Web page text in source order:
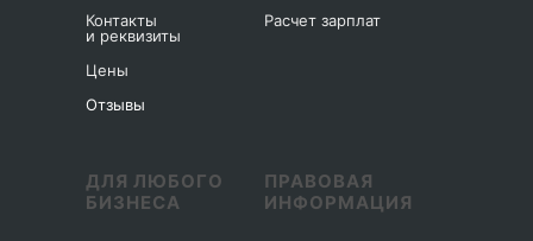
ПРАВОВАЯ
ИНФОРМАЦИЯ
ДЛЯ ЛЮБОГО
БИЗНЕСА
Расчет зарплат
Контакты
и реквизиты
Цены
Отзывы